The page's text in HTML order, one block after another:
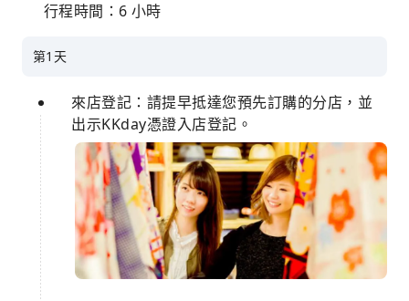
行程時間：6 小時
第1天
來店登記：請提早抵達您預先訂購的分店，並
出示KKday憑證入店登記。